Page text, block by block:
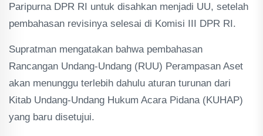
Paripurna DPR RI untuk disahkan menjadi UU, setelah
pembahasan revisinya selesai di Komisi III DPR RI.
Supratman mengatakan bahwa pembahasan
Rancangan Undang-Undang (RUU) Perampasan Aset
akan menunggu terlebih dahulu aturan turunan dari
Kitab Undang-Undang Hukum Acara Pidana (KUHAP)
yang baru disetujui.